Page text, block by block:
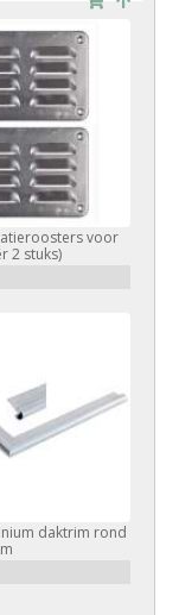
voor
2 stuks)
daktrim rond